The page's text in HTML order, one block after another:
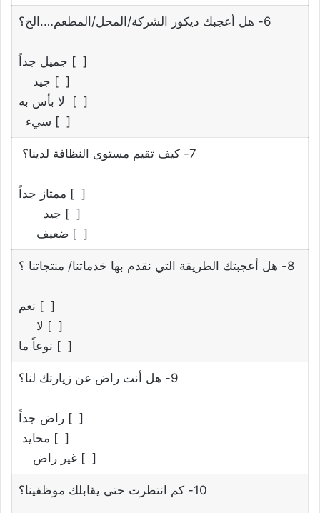
6- هل أعجبك ديكور الشركة/المحل/المطعم….الخ؟
[ ] جميل جداً
[ ] جيد
[ ] لا بأس به
[ ] سيء
7- كيف تقيم مستوى النظافة لدينا؟
[ ] ممتاز جداً
[ ] جيد
[ ] ضعيف
8- هل أعجبتك الطريقة التي نقدم بها خدماتنا/ منتجاتنا ؟
[ ] نعم
[ ] لا
[ ] نوعاً ما
9- هل أنت راض عن زيارتك لنا؟
[ ] راض جداً
[ ] محايد
[ ] غير راض
10- كم انتظرت حتى يقابلك موظفينا؟